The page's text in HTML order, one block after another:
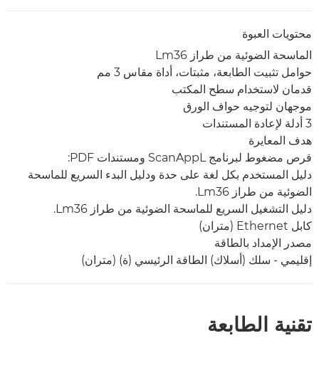
محتويات العبوة
الماسحة الضوئية من طراز Lm36
حوامل تثبيت الطابعة، مثبتات، أداة مقاس 3 مم
قدمان لاستخدام سطح المكتب
موجهان لتوجيه حواف الورق
3 أدلة لإعادة المستندات
هدف المعايرة
قرص مضغوط لبرنامج ScanAppL ومستندات PDF:
دليل المستخدم بكل لغة على حدة ودليل البدء السريع للماسحة
الضوئية من طراز Lm36.
دليل التشغيل السريع للماسحة الضوئية من طراز Lm36.
كابل Ethernet (متران)
مصدر الإمداد بالطاقة
إقليمي - سلك (أسلاك) الطاقة الرئيسي (ة) (متران)
تقنية الطابعة